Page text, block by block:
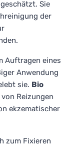
Sie
der
Auftragen eines
Anwendung
sie. Bio
Reizungen
ekzematischer
zum Fixieren